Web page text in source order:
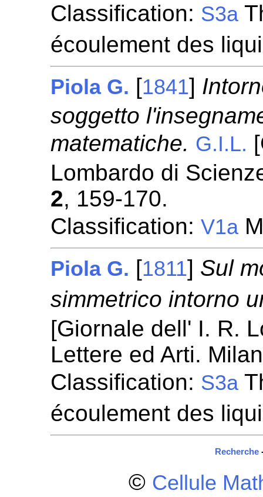
Classification: S3a
écoulement des
Piola G. [1841]
soggetto
matematiche. G.I.L.
Lombardo di
2, 159-170.
Classification:V1a
Piola G. [1811] Sul
simmetrico intorno
[Giornale dell' I. R.
Lettere ed Arti.
Classification: S3a
écoulement des
Recherche
© Cellule